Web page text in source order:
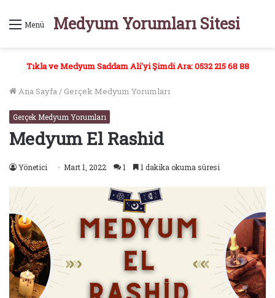
Menü Medyum Yorumları Sitesi
Tıkla ve Medyum Saddam Ali'yi Şimdi Ara: 0532 215 68 88
Ana Sayfa/ Gerçek Medyum Yorumları
Gerçek Medyum Yorumları
Medyum El Rashid
Yönetici Mart 1, 2022 1 1 dakika okuma süresi